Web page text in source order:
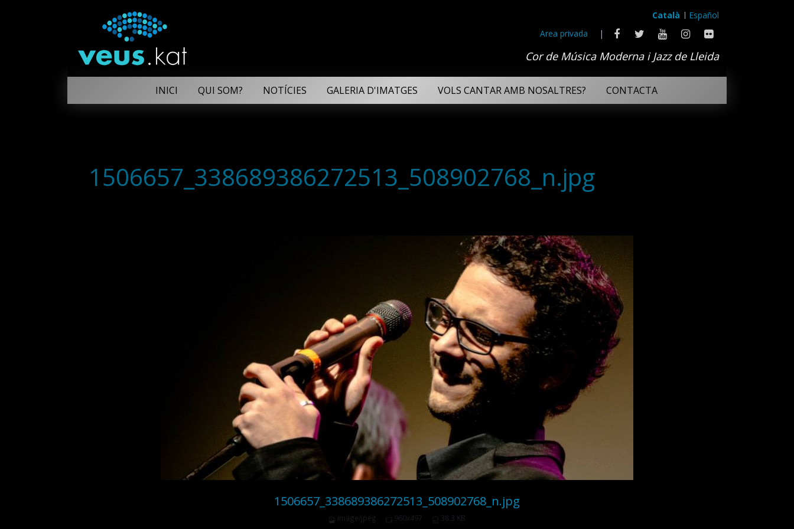
Català
Español
Area privada
|
Cor de Música Moderna i Jazz de Lleida
INICI QUI SOM? NOTÍCIES GALERIA D'IMATGES VOLS CANTAR AMB NOSALTRES? CONTACTA
1506657_338689386272513_508902768_n.jpg
1506657_338689386272513_508902768_n.jpg
image/jpeg 960x497 38.3 KB